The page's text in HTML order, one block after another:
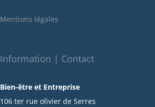
décembre 2021
octobre 2021
juillet 2021
juin 2021
Mentions légales
Information | Contact
Bien-être et Entreprise
106 ter rue olivier de Serres